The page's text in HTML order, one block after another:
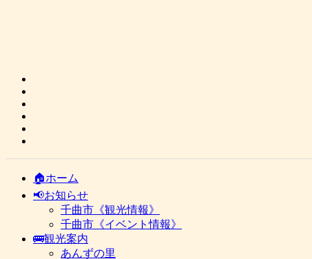
🏠ホーム
📢お知らせ
千曲市《観光情報》
千曲市《イベント情報》
🚌観光案内
あんずの里